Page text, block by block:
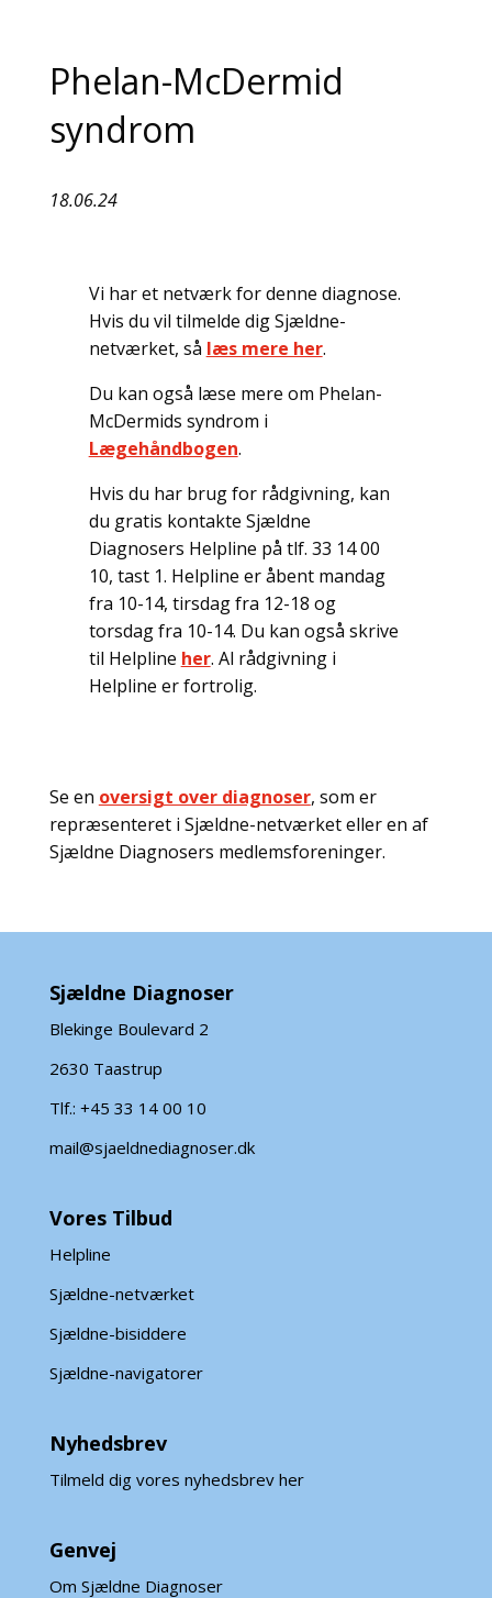
Phelan-McDermid
syndrom
18.06.24
Vi har et netværk for denne diagnose.
Hvis du vil tilmelde dig Sjældne-
netværket, så læs mere her.
Du kan også læse mere om Phelan-
McDermids syndrom i
Lægehåndbogen.
Hvis du har brug for rådgivning, kan
du gratis kontakte Sjældne
Diagnosers Helpline på tlf. 33 14 00
10, tast 1. Helpline er åbent mandag
fra 10-14, tirsdag fra 12-18 og
torsdag fra 10-14. Du kan også skrive
til Helpline her. Al rådgivning i
Helpline er fortrolig.
Se en oversigt over diagnoser, som er
repræsenteret i Sjældne-netværket eller en af
Sjældne Diagnosers medlemsforeninger.
Sjældne Diagnoser
Blekinge Boulevard 2
2630 Taastrup
Tlf.: +45 33 14 00 10
mail@sjaeldnediagnoser.dk
Vores Tilbud
Helpline
Sjældne-netværket
Sjældne-bisiddere
Sjældne-navigatorer
Nyhedsbrev
Tilmeld dig vores nyhedsbrev her
Genvej
Om Sjældne Diagnoser